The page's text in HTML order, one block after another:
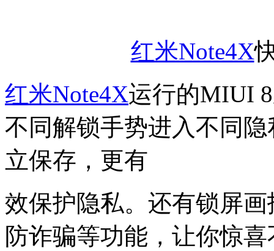
红米Note4X
红米Note4X运行的MIUI
不同解锁手势进入不同
立保存，更有
效保护隐私。还有锁屏
防诈骗等功能，让你惊